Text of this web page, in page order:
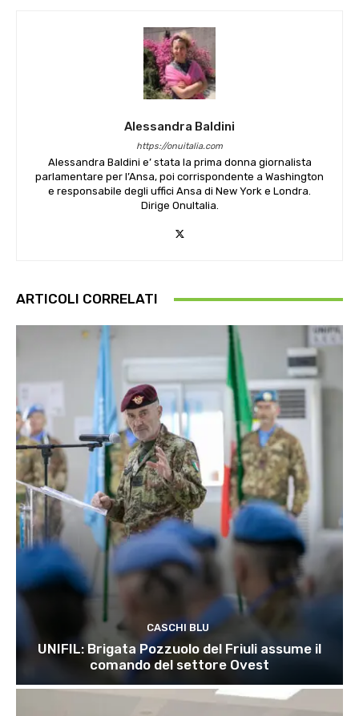
Alessandra Baldini
https://onuitalia.com
Alessandra Baldini e’ stata la prima donna giornalista
parlamentare per l’Ansa, poi corrispondente a Washington
e responsabile degli uffici Ansa di New York e Londra.
Dirige OnuItalia.
ARTICOLI CORRELATI
CASCHI BLU
UNIFIL: Brigata Pozzuolo del Friuli assume il
comando del settore Ovest